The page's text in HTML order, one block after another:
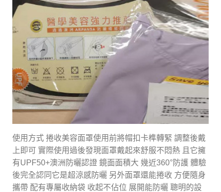
使用方式 捲收美容面罩使用前將帽扣卡榫轉緊 調整後戴
上即可 實際使用過後發現面罩戴起來舒服不悶熱 且它擁
有UPF50+澳洲防曬認證 鏡面面積大 幾近360°防護 體驗
後完全認同它是超涼感防曬 另外面罩還能捲收 方便隨身
攜帶 配有專屬收納袋 收起不佔位 展開能防曬 聰明的設